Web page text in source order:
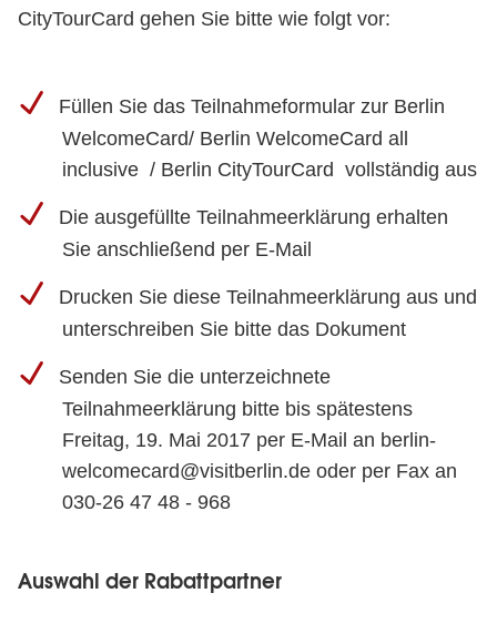
CityTourCard gehen Sie bitte wie folgt vor:
Füllen Sie das Teilnahmeformular zur Berlin
WelcomeCard/ Berlin WelcomeCard all
inclusive / Berlin CityTourCard vollständig aus
Die ausgefüllte Teilnahmeerklärung erhalten
Sie anschließend per E-Mail
Drucken Sie diese Teilnahmeerklärung aus und
unterschreiben Sie bitte das Dokument
Senden Sie die unterzeichnete
Teilnahmeerklärung bitte bis spätestens
Freitag, 19. Mai 2017 per E-Mail an berlin-
welcomecard@visitberlin.de oder per Fax an
030-26 47 48 - 968
Auswahl der Rabattpartner